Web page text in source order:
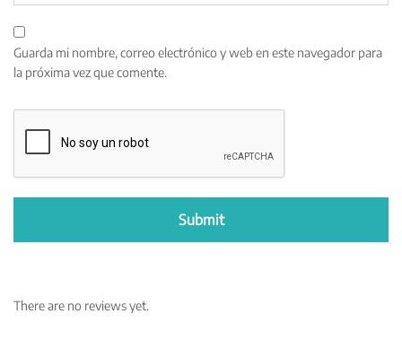
Guarda mi nombre, correo electrónico y web en este navegador para
la próxima vez que comente.
There are no reviews yet.